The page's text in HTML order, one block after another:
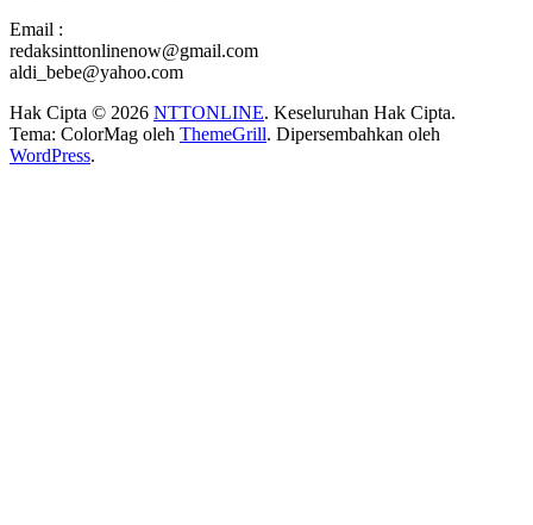
Email :
redaksinttonlinenow@gmail.com
aldi_bebe@yahoo.com
Hak Cipta © 2026 NTTONLINE. Keseluruhan Hak Cipta.
Tema: ColorMag oleh ThemeGrill. Dipersembahkan oleh
WordPress.